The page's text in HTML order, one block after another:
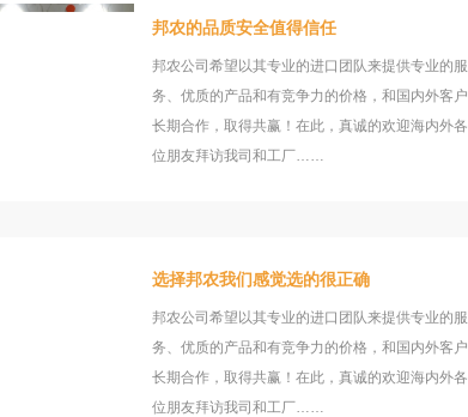
邦农的品质安全值得信任
邦农公司希望以其专业的进口团队来提供专业的服
务、优质的产品和有竞争力的价格，和国内外客户
长期合作，取得共赢！在此，真诚的欢迎海内外各
位朋友拜访我司和工厂……
选择邦农我们感觉选的很正确
邦农公司希望以其专业的进口团队来提供专业的服
务、优质的产品和有竞争力的价格，和国内外客户
长期合作，取得共赢！在此，真诚的欢迎海内外各
位朋友拜访我司和工厂……